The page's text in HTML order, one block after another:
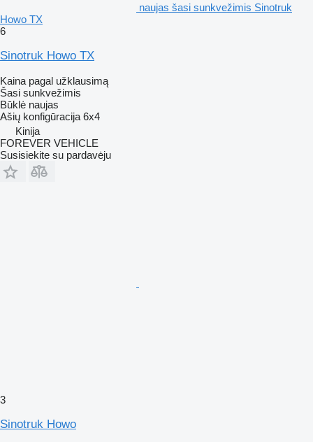
naujas šasi sunkvežimis Sinotruk
Howo TX
6
Sinotruk Howo TX
Kaina pagal užklausimą
Šasi sunkvežimis
Būklė naujas
Ašių konfigūracija 6x4
Kinija
FOREVER VEHICLE
Susisiekite su pardavėju
3
Sinotruk Howo